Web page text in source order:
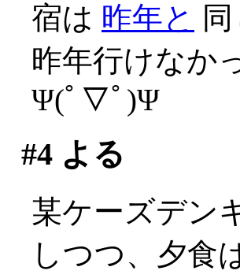
宿は 昨年と
昨年行けなか
Ψ(ﾟ▽ﾟ)Ψ
#4よる
某ケーズデン
しつつ、夕食